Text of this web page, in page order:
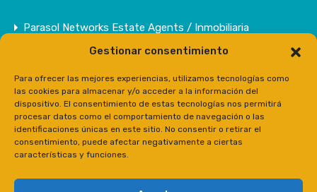
Gestionar consentimiento
Para ofrecer las mejores experiencias, utilizamos tecnologías como
las cookies para almacenar y/o acceder a la información del
dispositivo. El consentimiento de estas tecnologías nos permitirá
procesar datos como el comportamiento de navegación o las
identificaciones únicas en este sitio. No consentir o retirar el
consentimiento, puede afectar negativamente a ciertas
características y funciones.
Parasol Networks Estate Agents / Inmobiliaria
Inmuebles
Contacto
Prensa